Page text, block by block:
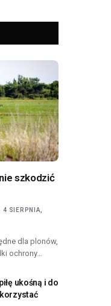
szkodzić
4 SIERPNIA,
dla plonów,
ochrony…
ukośną i do